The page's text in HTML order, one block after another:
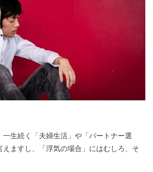
一生続く「夫婦生活」や「パートナー選
ますし、「浮気の場合」にはむしろ、そ